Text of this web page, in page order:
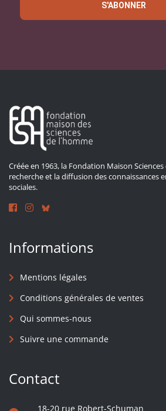
S'ABONNER
Créée en 1963, la Fondation Maison
recherche et la diffusion des connaissances
sociales.
Informations
Mentions légales
Conditions générales de ventes
Qui sommes-nous
Suivre une commande
Contact
18-20 rue Robert-Schuman